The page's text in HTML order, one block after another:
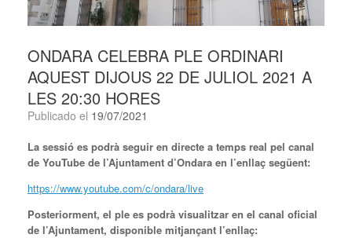
ONDARA CELEBRA PLE ORDINARI
AQUEST DIJOUS 22 DE JULIOL 2021 A
LES 20:30 HORES
Publicado el 19/07/2021
La sessió es podrà seguir en directe a temps real pel canal
de YouTube de l’Ajuntament d’Ondara en l’enllaç següent:
https://www.youtube.com/c/ondara/live
Posteriorment, el ple es podrà visualitzar en el canal oficial
de l’Ajuntament, disponible mitjançant l’enllaç: